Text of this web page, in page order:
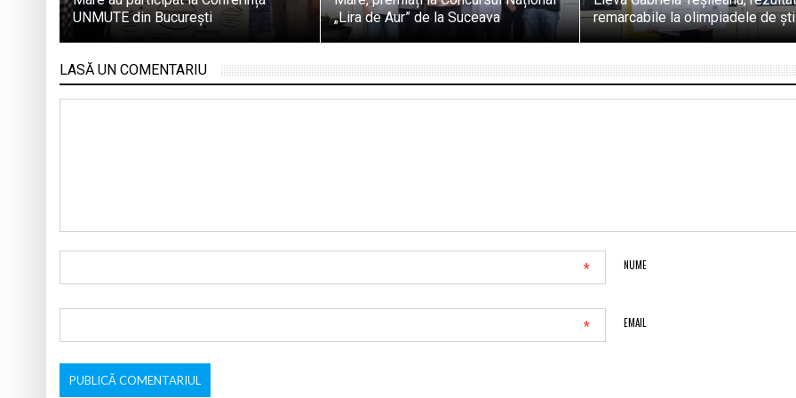
UNMUTE din București
„Lira de Aur” de la Suceava
remarcabile la olimpiadele de
LASĂ UN COMENTARIU
NUME
*
EMAIL
*